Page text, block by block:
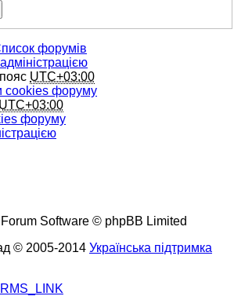
форумів
UTC+03:00
cookies форуму
UTC+03:00
форуму
Software © phpBB Limited
© 2005-2014 Українська підтримка